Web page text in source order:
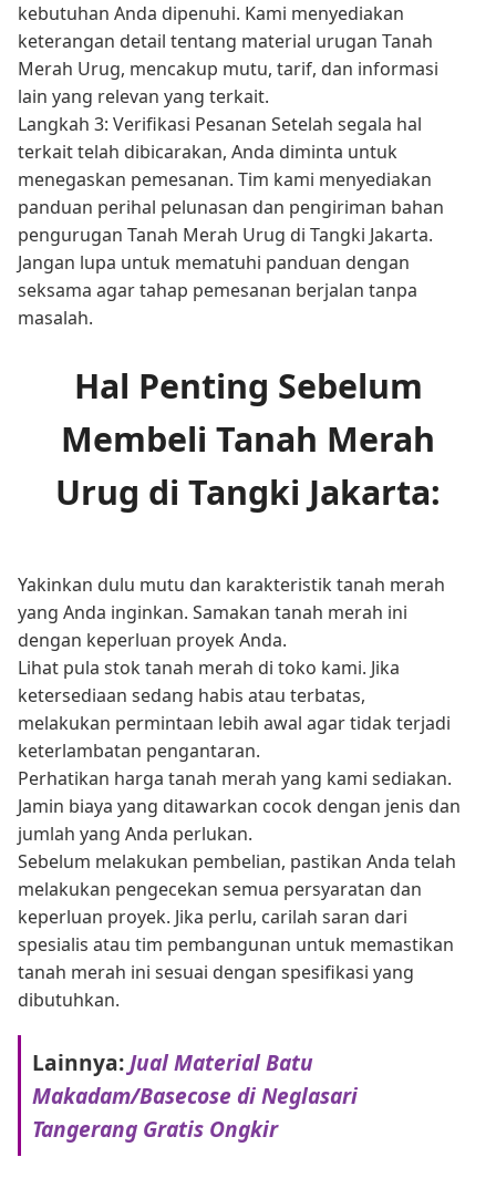
kebutuhan Anda dipenuhi. Kami menyediakan
keterangan detail tentang material urugan Tanah
Merah Urug, mencakup mutu, tarif, dan informasi
lain yang relevan yang terkait.
Langkah 3: Verifikasi Pesanan Setelah segala hal
terkait telah dibicarakan, Anda diminta untuk
menegaskan pemesanan. Tim kami menyediakan
panduan perihal pelunasan dan pengiriman bahan
pengurugan Tanah Merah Urug di Tangki Jakarta.
Jangan lupa untuk mematuhi panduan dengan
seksama agar tahap pemesanan berjalan tanpa
masalah.
Hal Penting Sebelum
Membeli Tanah Merah
Urug di Tangki Jakarta:
Yakinkan dulu mutu dan karakteristik tanah merah
yang Anda inginkan. Samakan tanah merah ini
dengan keperluan proyek Anda.
Lihat pula stok tanah merah di toko kami. Jika
ketersediaan sedang habis atau terbatas,
melakukan permintaan lebih awal agar tidak terjadi
keterlambatan pengantaran.
Perhatikan harga tanah merah yang kami sediakan.
Jamin biaya yang ditawarkan cocok dengan jenis dan
jumlah yang Anda perlukan.
Sebelum melakukan pembelian, pastikan Anda telah
melakukan pengecekan semua persyaratan dan
keperluan proyek. Jika perlu, carilah saran dari
spesialis atau tim pembangunan untuk memastikan
tanah merah ini sesuai dengan spesifikasi yang
dibutuhkan.
Lainnya:Jual Material Batu
Makadam/Basecose di Neglasari
Tangerang Gratis Ongkir